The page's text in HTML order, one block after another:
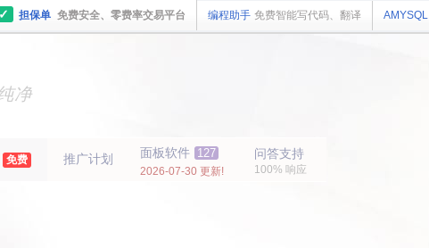
担保单 免费安全、零费率交易平台 编程助手 免费智能写代码、翻译 AMYSQL
净
免费 推广计划 面板软件 127
2026-07-30 更新!
问答支持
100% 响应